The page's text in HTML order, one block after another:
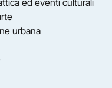
al cibo e al vino; il
che tutte le
lontane, frigide,
nel segno del
come quello
urbana